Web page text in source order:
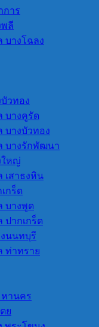
การ
พลี
บางโฉลง
บัวทอง
บางคูรัด
บางบัวทอง
บางรักพัฒนา
ใหญ่
เสาธงหิน
กร็ด
บางพูด
ปากเกร็ด
งนนทบุรี
ท่าทราย
หานคร
ย